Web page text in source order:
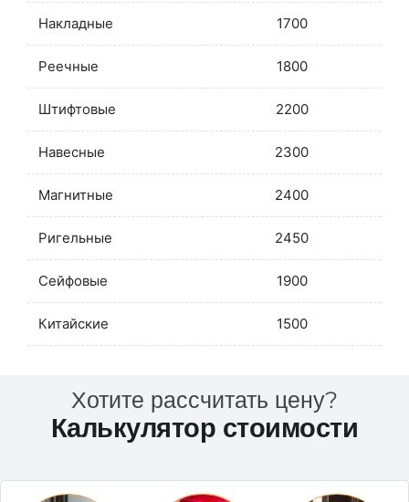
Накладные 1700
Реечные 1800
Штифтовые 2200
Навесные 2300
Магнитные 2400
Ригельные 2450
Сейфовые 1900
Китайские 1500
Хотите рассчитать цену?
Калькулятор стоимости